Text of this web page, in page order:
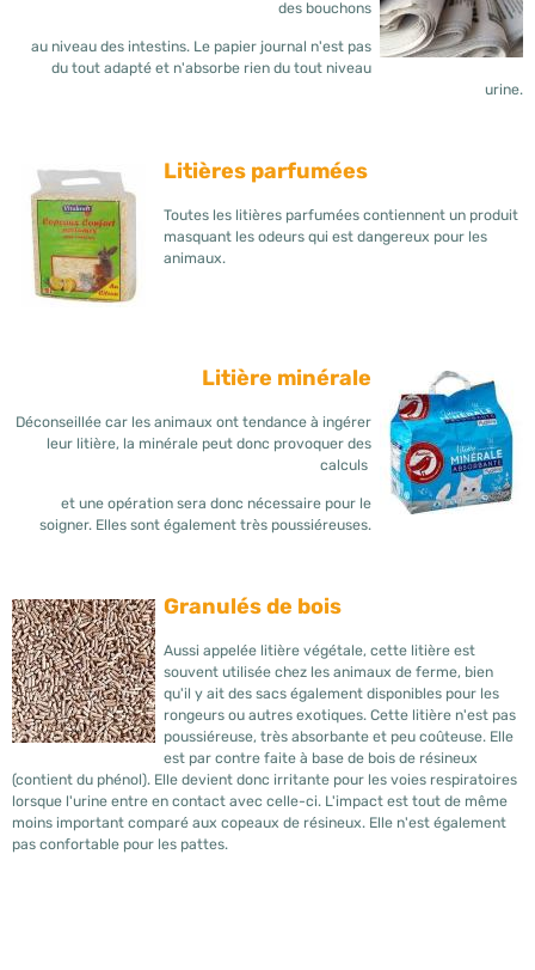
des bouchons
au niveau des intestins. Le papier journal n'est pas
du tout adapté et n'absorbe rien du tout niveau
urine.
Litières parfumées
Toutes les litières parfumées contiennent un produit
masquant les odeurs qui est dangereux pour les
animaux.
Litière minérale
Déconseillée car les animaux ont tendance à ingérer
leur litière, la minérale peut donc provoquer des
calculs
et une opération sera donc nécessaire pour le
soigner. Elles sont également très poussiéreuses.
Granulés de bois
Aussi appelée litière végétale, cette litière est
souvent utilisée chez les animaux de ferme, bien
qu'il y ait des sacs également disponibles pour les
rongeurs ou autres exotiques. Cette litière n'est pas
poussiéreuse, très absorbante et peu coûteuse. Elle
est par contre faite à base de bois de résineux
(contient du phénol). Elle devient donc irritante pour les voies respiratoires
lorsque l'urine entre en contact avec celle-ci. L'impact est tout de même
moins important comparé aux copeaux de résineux. Elle n'est également
pas confortable pour les pattes.